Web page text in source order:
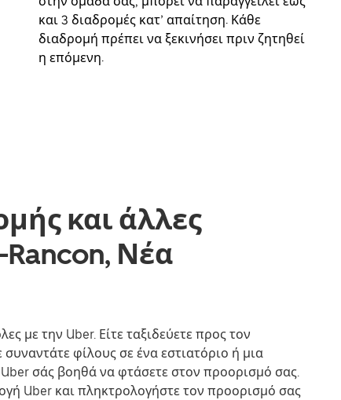
και 3 διαδρομές κατ’ απαίτηση. Κάθε
διαδρομή πρέπει να ξεκινήσει πριν ζητηθεί
η επόμενη.
και άλλες
Νέα
με την Uber. Είτε ταξιδεύετε προς τον
φίλους σε ένα εστιατόριο ή μια
σάς βοηθά να φτάσετε στον προορισμό σας.
Uber και πληκτρολογήστε τον προορισμό σας